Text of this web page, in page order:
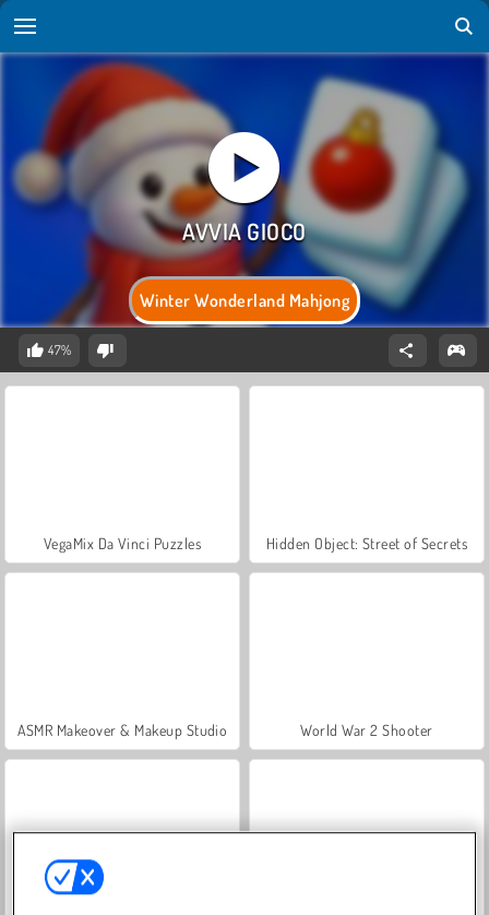
Winter Wonderland Mahjong
47%
VegaMix Da Vinci Puzzles Hidden Object: Street of Secrets
ASMR Makeover & Makeup Studio World War 2 Shooter